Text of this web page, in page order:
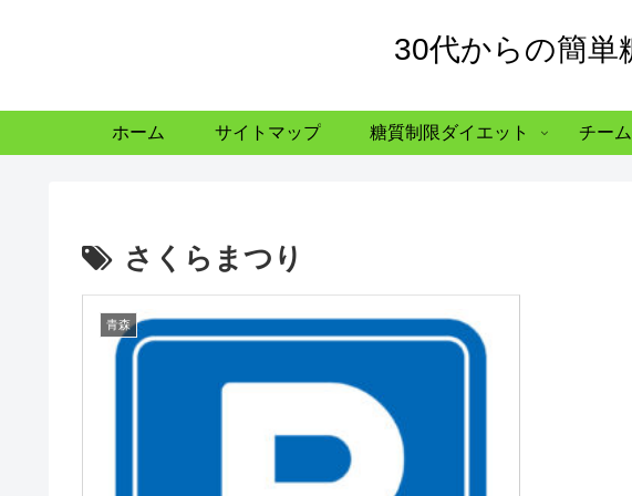
30代からの簡単
ホーム サイトマップ 糖質制限ダイエット チー
さくらまつり
青森